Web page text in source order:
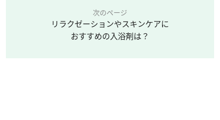
次のページ
リラクゼーションやスキンケアに
おすすめの入浴剤は？